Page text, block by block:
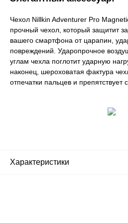
Чехол Nillkin Adventurer Pro
прочный чехол, который защитит
вашего смартфона от царапин,
повреждений. Ударопрочное
углам чехла поглотит ударную
наконец, шероховатая фактура
отпечатки пальцев и препятствует
Характеристики